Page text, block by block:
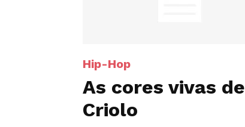
Hip-Hop
As cores vivas de
Criolo